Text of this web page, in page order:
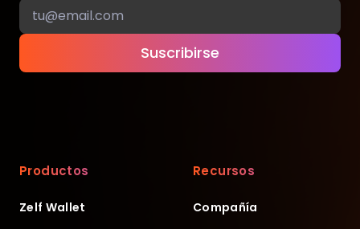
Suscribirse
Productos
Zelf Wallet
Recursos
Compañía